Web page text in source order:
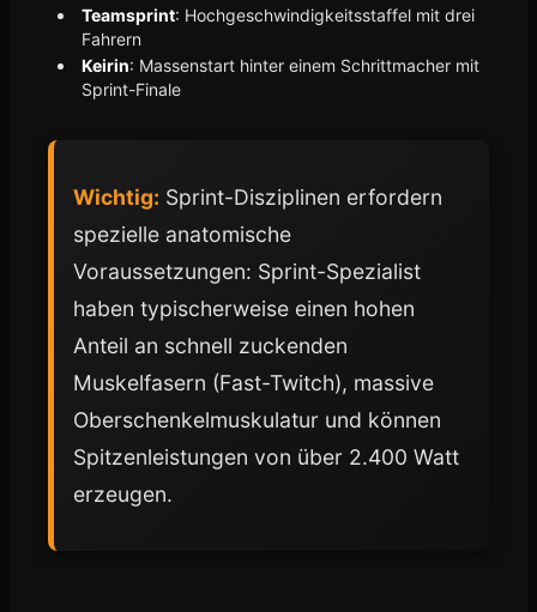
Teamsprint: Hochgeschwindigkeitsstaffel mit drei
Fahrern
Keirin: Massenstart hinter einem Schrittmacher mit
Sprint-Finale
Wichtig: Sprint-Disziplinen erfordern
spezielle anatomische
Voraussetzungen: Sprint-Spezialist
haben typischerweise einen hohen
Anteil an schnell zuckenden
Muskelfasern (Fast-Twitch), massive
Oberschenkelmuskulatur und können
Spitzenleistungen von über 2.400 Watt
erzeugen.